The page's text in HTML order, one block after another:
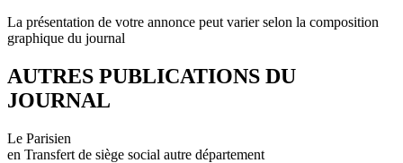
La présentation de votre annonce peut varier selon la composition
graphique du journal
AUTRES PUBLICATIONS DU
JOURNAL
Le Parisien
en Transfert de siège social autre département